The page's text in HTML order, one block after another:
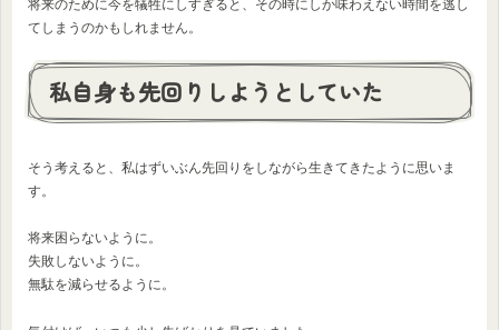
将来のために今を犠牲にしすぎると、その時にしか味わえない時間を逃し
てしまうのかもしれません。
私自身も先回りしようとしていた
そう考えると、私はずいぶん先回りをしながら生きてきたように思いま
す。
将来困らないように。
失敗しないように。
無駄を減らせるように。